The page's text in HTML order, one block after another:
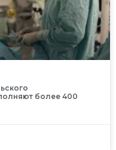
более 400